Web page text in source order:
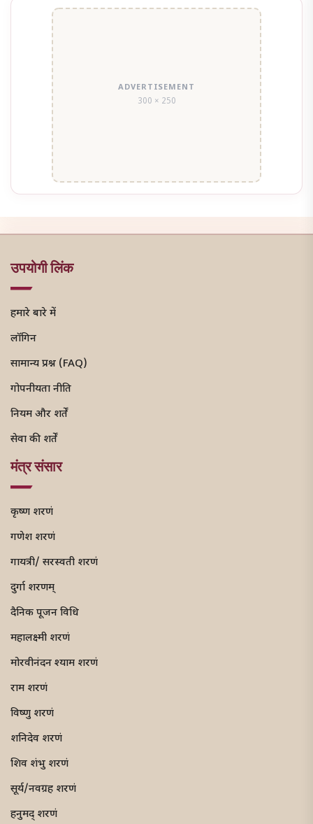
ADVERTISEMENT
300 × 250
उपयोगी लिंक
हमारे बारे में
लॉगिन
सामान्य प्रश्न (FAQ)
गोपनीयता नीति
नियम और शर्तें
सेवा की शर्तें
मंत्र संसार
कृष्ण शरणं
गणेश शरणं
गायत्री/ सरस्वती शरणं
दुर्गा शरणम्
दैनिक पूजन विधि
महालक्ष्मी शरणं
मोरवीनंदन श्याम शरणं
राम शरणं
विष्णु शरणं
शनिदेव शरणं
शिव शंभु शरणं
सूर्य/नवग्रह शरणं
हनुमद् शरणं